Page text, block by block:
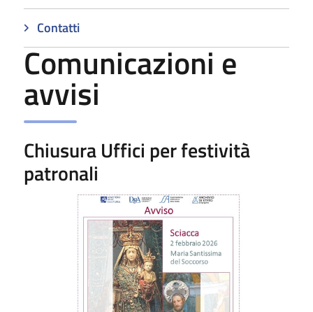
Contatti
Comunicazioni e
avvisi
Chiusura Uffici per festività
patronali